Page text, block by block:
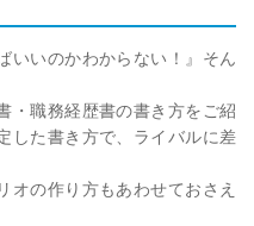
いいのかわからない！』そん
・職務経歴書の書き方をご紹
した書き方で、ライバルに差
オの作り方もあわせておさえ